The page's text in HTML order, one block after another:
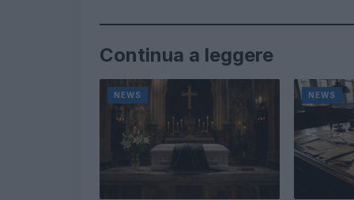
Continua a leggere
NEWS NEWS